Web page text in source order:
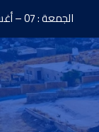
الجمعة : 07 – أغسطس – 2026